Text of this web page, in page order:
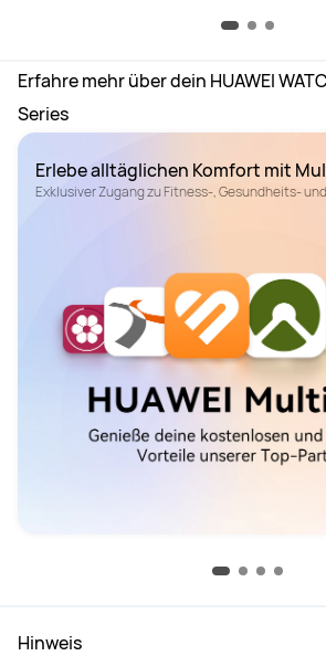
Erfahre mehr über dein HUAWEI
Series
Erlebe alltäglichen Komfort mit
Exklusiver Zugang zu Fitness-, Gesundheits-
Hinweis